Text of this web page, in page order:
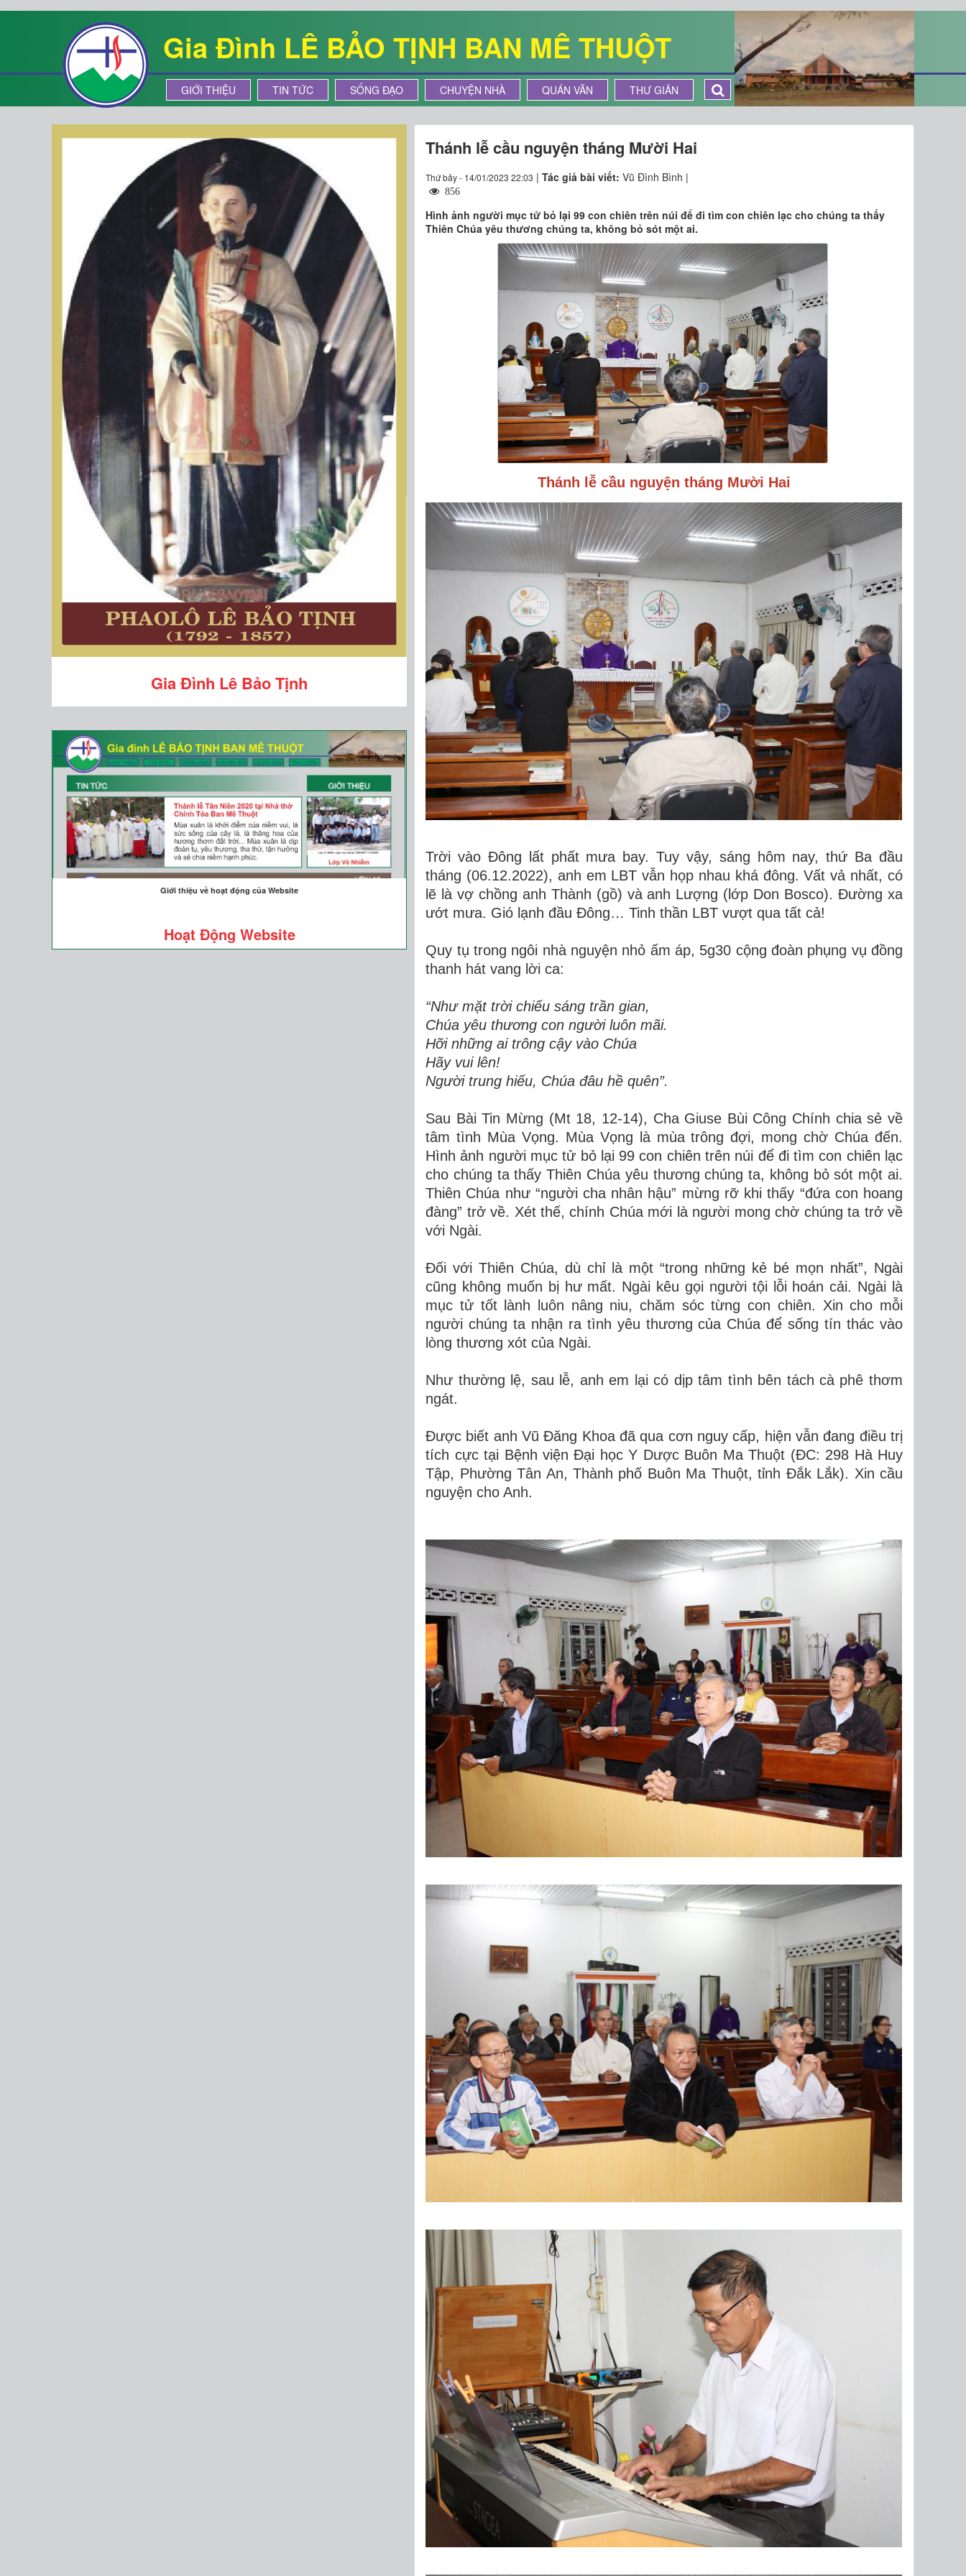
Gia Đình LÊ BẢO TỊNH BAN MÊ THUỘT
GIỚI THIỆU TIN TỨC SỐNG ĐẠO CHUYỆN NHÀ QUÁN VĂN THƯ GIÃN
Thánh lễ cầu nguyện tháng Mười Hai
Thứ bảy - 14/01/2023 22:03 |Tác giả bài viết:Vũ Đình Bình |
856
Hình ảnh người mục tử bỏ lại 99 con chiên trên núi để đi tìm con chiên lạc cho chúng ta thấy
Thiên Chúa yêu thương chúng ta, không bỏ sót một ai.
Thánh lễ cầu nguyện tháng Mười Hai
Trời vào Đông lất phất mưa bay. Tuy vậy, sáng hôm nay, thứ Ba đầu
tháng (06.12.2022), anh em LBT vẫn họp nhau khá đông. Vất vả nhất, có
lẽ là vợ chồng anh Thành (gồ) và anh Lượng (lớp Don Bosco). Đường xa
ướt mưa. Gió lạnh đầu Đông… Tinh thần LBT vượt qua tất cả!
Quy tụ trong ngôi nhà nguyện nhỏ ấm áp, 5g30 cộng đoàn phụng vụ đồng
thanh hát vang lời ca:
“Như mặt trời chiếu sáng trần gian,
Chúa yêu thương con người luôn mãi.
Hỡi những ai trông cậy vào Chúa
Hãy vui lên!
Người trung hiếu, Chúa đâu hề quên”.
Sau Bài Tin Mừng (Mt 18, 12-14), Cha Giuse Bùi Công Chính chia sẻ về
tâm tình Mùa Vọng. Mùa Vọng là mùa trông đợi, mong chờ Chúa đến.
Hình ảnh người mục tử bỏ lại 99 con chiên trên núi để đi tìm con chiên lạc
cho chúng ta thấy Thiên Chúa yêu thương chúng ta, không bỏ sót một ai.
Thiên Chúa như “người cha nhân hậu” mừng rỡ khi thấy “đứa con hoang
đàng” trở về. Xét thế, chính Chúa mới là người mong chờ chúng ta trở về
với Ngài.
Đối với Thiên Chúa, dù chỉ là một “trong những kẻ bé mọn nhất”, Ngài
cũng không muốn bị hư mất. Ngài kêu gọi người tội lỗi hoán cải. Ngài là
mục tử tốt lành luôn nâng niu, chăm sóc từng con chiên. Xin cho mỗi
người chúng ta nhận ra tình yêu thương của Chúa để sống tín thác vào
lòng thương xót của Ngài.
Như thường lệ, sau lễ, anh em lại có dịp tâm tình bên tách cà phê thơm
ngát.
Được biết anh Vũ Đăng Khoa đã qua cơn nguy cấp, hiện vẫn đang điều trị
tích cực tại Bệnh viện Đại học Y Dược Buôn Ma Thuột (ĐC: 298 Hà Huy
Tập, Phường Tân An, Thành phố Buôn Ma Thuột, tỉnh Đắk Lắk). Xin cầu
nguyện cho Anh.
Gia Đình Lê Bảo Tịnh
Giới thiệu về hoạt động của Website
Hoạt Động Website